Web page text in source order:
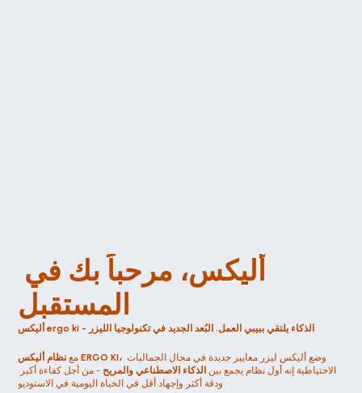
المستقبل
أليكس ergo ki - الذكاء يلتقي ببيبي العمل. البُعد الجديد في تكنولوجيا الليزر
مع نظام أليكس ERGO KI،
الاحتياطية إنه أول نظام يجمع بين الذكاء الاصطناعي والمريح
ودقة أكثر وإجهاد أقل في الحياة اليومية في الاستوديو